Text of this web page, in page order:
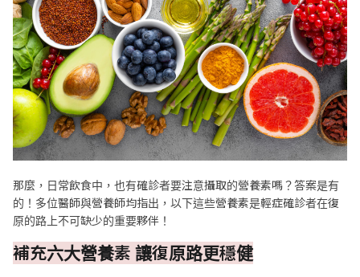
那麼，日常飲食中，也有確診者要注意攝取的營養素嗎？答案是有
的！多位醫師與營養師均指出，以下這些營養素是輕症確診者在復
原的路上不可缺少的重要夥伴！
補充六大營養素 讓復原路更穩健